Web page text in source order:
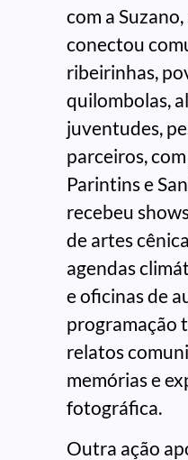
com a
conectou
ribeirinhas,
quilombolas,
juventudes,
parceiros,
Parintins e
recebeu
de artes
agendas
e oficinas de
programação
relatos
memórias e
fotográfica.
Outra ação